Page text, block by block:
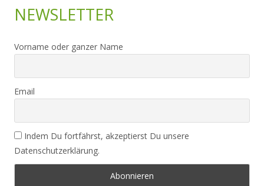
NEWSLETTER
Vorname oder ganzer Name
Email
Indem Du fortfährst, akzeptierst Du unsere
Datenschutzerklärung.